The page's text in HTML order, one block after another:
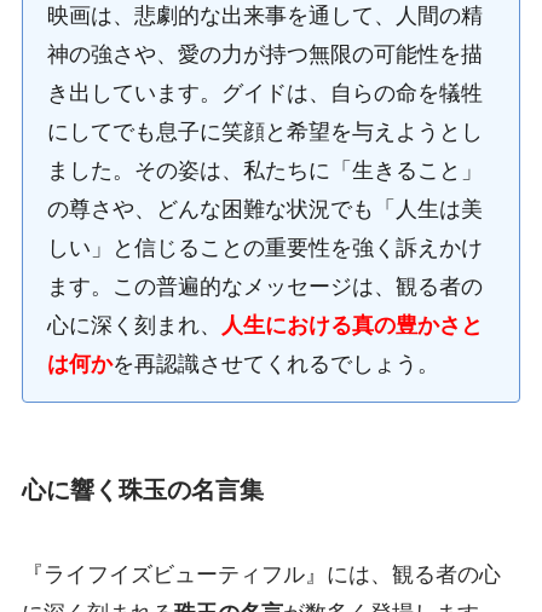
映画は、悲劇的な出来事を通して、人間の精
神の強さや、愛の力が持つ無限の可能性を描
き出しています。グイドは、自らの命を犠牲
にしてでも息子に笑顔と希望を与えようとし
ました。その姿は、私たちに「生きること」
の尊さや、どんな困難な状況でも「人生は美
しい」と信じることの重要性を強く訴えかけ
ます。この普遍的なメッセージは、観る者の
心に深く刻まれ、
人生における真の豊かさと
は何かを再認識させてくれるでしょう。
心に響く珠玉の名言集
『ライフイズビューティフル』には、観る者の心